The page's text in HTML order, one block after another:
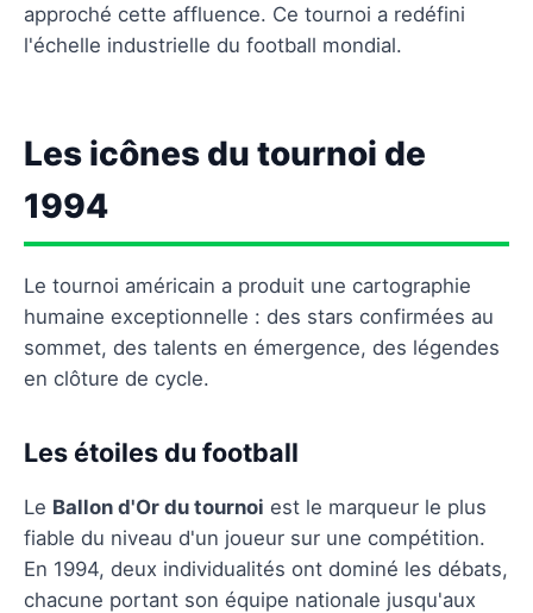
approché cette affluence. Ce tournoi a redéfini
l'échelle industrielle du football mondial.
Les icônes du tournoi de
1994
Le tournoi américain a produit une cartographie
humaine exceptionnelle : des stars confirmées au
sommet, des talents en émergence, des légendes
en clôture de cycle.
Les étoiles du football
Le Ballon d'Or du tournoi est le marqueur le plus
fiable du niveau d'un joueur sur une compétition.
En 1994, deux individualités ont dominé les débats,
chacune portant son équipe nationale jusqu'aux